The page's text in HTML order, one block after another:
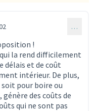
…
!
la rend difficilement
délais et de coût
intérieur. De plus,
pour boire ou
des coûts de
qui ne sont pas